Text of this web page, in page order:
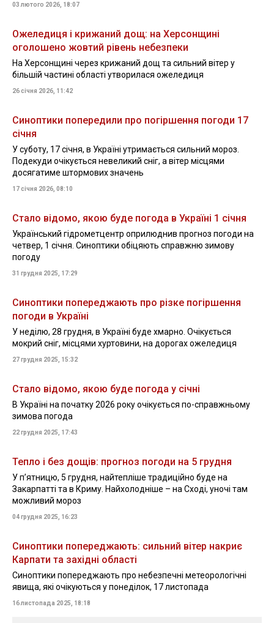
03 лютого 2026, 18:07
Ожеледиця і крижаний дощ: на Херсонщині
оголошено жовтий рівень небезпеки
На Херсонщині через крижаний дощ та сильний вітер у
більшій частині області утворилася ожеледиця
26 січня 2026, 11:42
Синоптики попередили про погіршення погоди 17
січня
У суботу, 17 січня, в Україні утримається сильний мороз.
Подекуди очікується невеликий сніг, а вітер місцями
досягатиме штормових значень
17 січня 2026, 08:10
Стало відомо, якою буде погода в Україні 1 січня
Український гідрометцентр оприлюднив прогноз погоди на
четвер, 1 січня. Синоптики обіцяють справжню зимову
погоду
31 грудня 2025, 17:29
Синоптики попереджають про різке погіршення
погоди в Україні
У неділю, 28 грудня, в Україні буде хмарно. Очікується
мокрий сніг, місцями хуртовини, на дорогах ожеледиця
27 грудня 2025, 15:32
Стало відомо, якою буде погода у січні
В Україні на початку 2026 року очікується по-справжньому
зимова погода
22 грудня 2025, 17:43
Тепло і без дощів: прогноз погоди на 5 грудня
У п’ятницю, 5 грудня, найтепліше традиційно буде на
Закарпатті та в Криму. Найхолодніше – на Сході, уночі там
можливий мороз
04 грудня 2025, 16:23
Синоптики попереджають: сильний вітер накриє
Карпати та західні області
Синоптики попереджають про небезпечні метеорологічні
явища, які очікуються у понеділок, 17 листопада
16 листопада 2025, 18:18